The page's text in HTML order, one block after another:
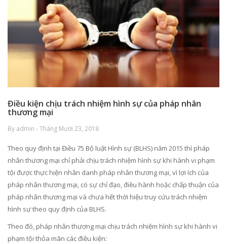
Điều kiện chịu trách nhiệm hình sự của pháp nhân
thương mại
By admin - Tháng Mười 23, 2018
Theo quy định tại Điều 75 Bộ luật Hình sự (BLHS) năm 2015 thì pháp
nhân thương mại chỉ phải chịu trách nhiệm hình sự khi hành vi phạm
tội được thực hiện nhân danh pháp nhân thương mại, vì lợi ích của
pháp nhân thương mại, có sự chỉ đạo, điều hành hoặc chấp thuận của
pháp nhân thương mại và chưa hết thời hiệu truy cứu trách nhiệm
hình sự theo quy định của BLHS.
Theo đó, pháp nhân thương mại chịu trách nhiệm hình sự khi hành vi
phạm tội thỏa mãn các điều kiện: